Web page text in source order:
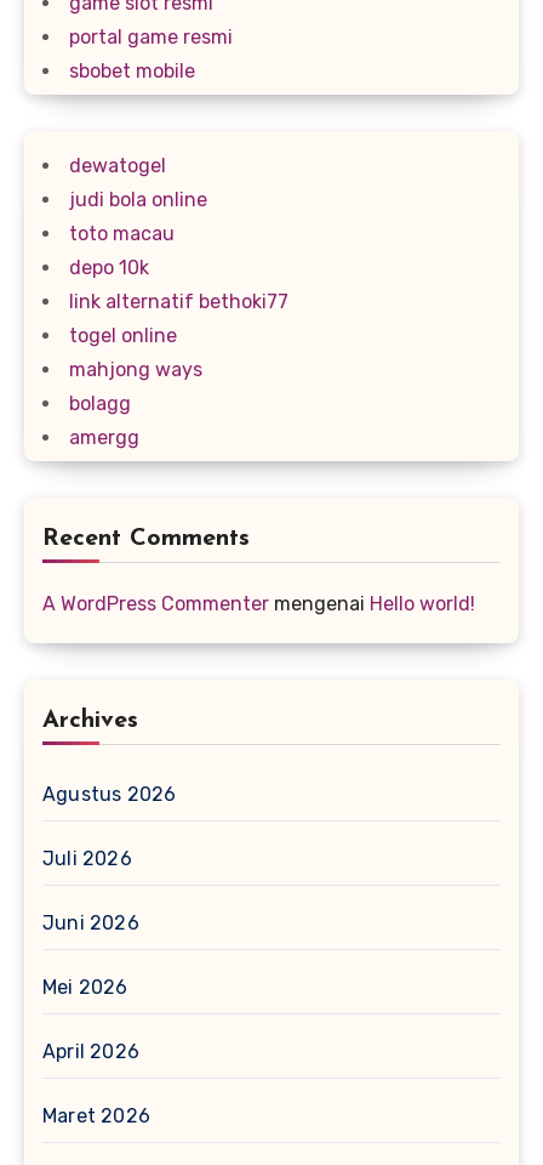
portal game resmi
sbobet mobile
dewatogel
judi bola online
toto macau
depo 10k
link alternatif bethoki77
togel online
mahjong ways
bolagg
amergg
Recent Comments
A WordPress Commenter mengenai Hello world!
Archives
Agustus 2026
Juli 2026
Juni 2026
Mei 2026
April 2026
Maret 2026